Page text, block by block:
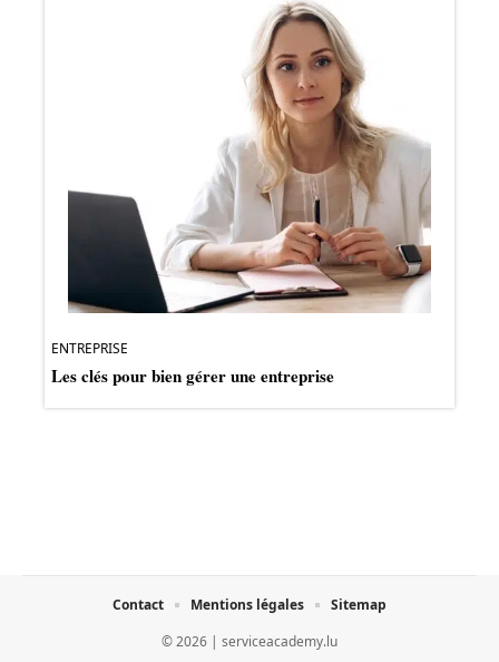
ENTREPRISE
Les clés pour bien gérer une entreprise
© 2026 | serviceacademy.lu
Contact Mentions légales Sitemap